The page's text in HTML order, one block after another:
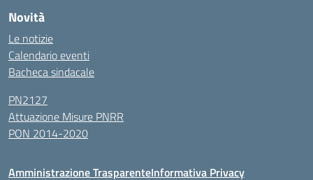
Novità
Le notizie
Calendario eventi
Bacheca sindacale
PN2127
Attuazione Misure PNRR
PON 2014-2020
Amministrazione TrasparenteInformativa Privacy